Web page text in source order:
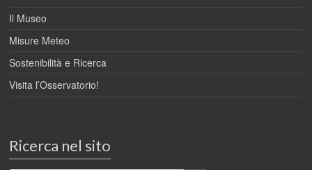
Il Museo
Misure Meteo
Sostenibilità e Ricerca
Visita l’Osservatorio!
Ricerca nel sito